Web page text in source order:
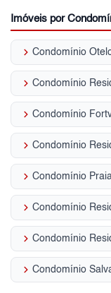
Imóveis por
keyboard_arrow_right Condomínio
keyboard_arrow_right
keyboard_arrow_right Condomínio
keyboard_arrow_right
keyboard_arrow_right
keyboard_arrow_right Condomínio
keyboard_arrow_right
keyboard_arrow_right Condomínio